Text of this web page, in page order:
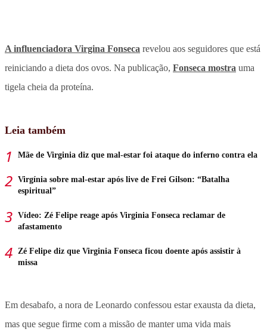
A influenciadora Virgina Fonseca revelou aos seguidores que está
reiniciando a dieta dos ovos. Na publicação, Fonseca mostra uma
tigela cheia da proteína.
Leia também
Mãe de Virginia diz que mal-estar foi ataque do inferno contra ela
Virgínia sobre mal-estar após live de Frei Gilson: “Batalha
espiritual”
Vídeo: Zé Felipe reage após Virginia Fonseca reclamar de
afastamento
Zé Felipe diz que Virginia Fonseca ficou doente após assistir à
missa
Em desabafo, a nora de Leonardo confessou estar exausta da dieta,
mas que segue firme com a missão de manter uma vida mais